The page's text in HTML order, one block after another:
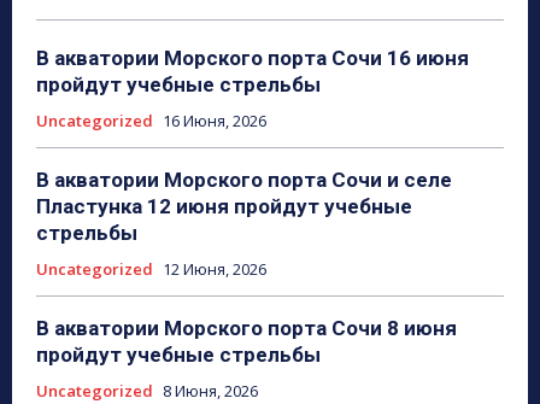
В акватории Морского порта Сочи 16 июня
пройдут учебные стрельбы
Uncategorized 16 Июня, 2026
В акватории Морского порта Сочи и селе
Пластунка 12 июня пройдут учебные
стрельбы
Uncategorized 12 Июня, 2026
В акватории Морского порта Сочи 8 июня
пройдут учебные стрельбы
Uncategorized 8 Июня, 2026